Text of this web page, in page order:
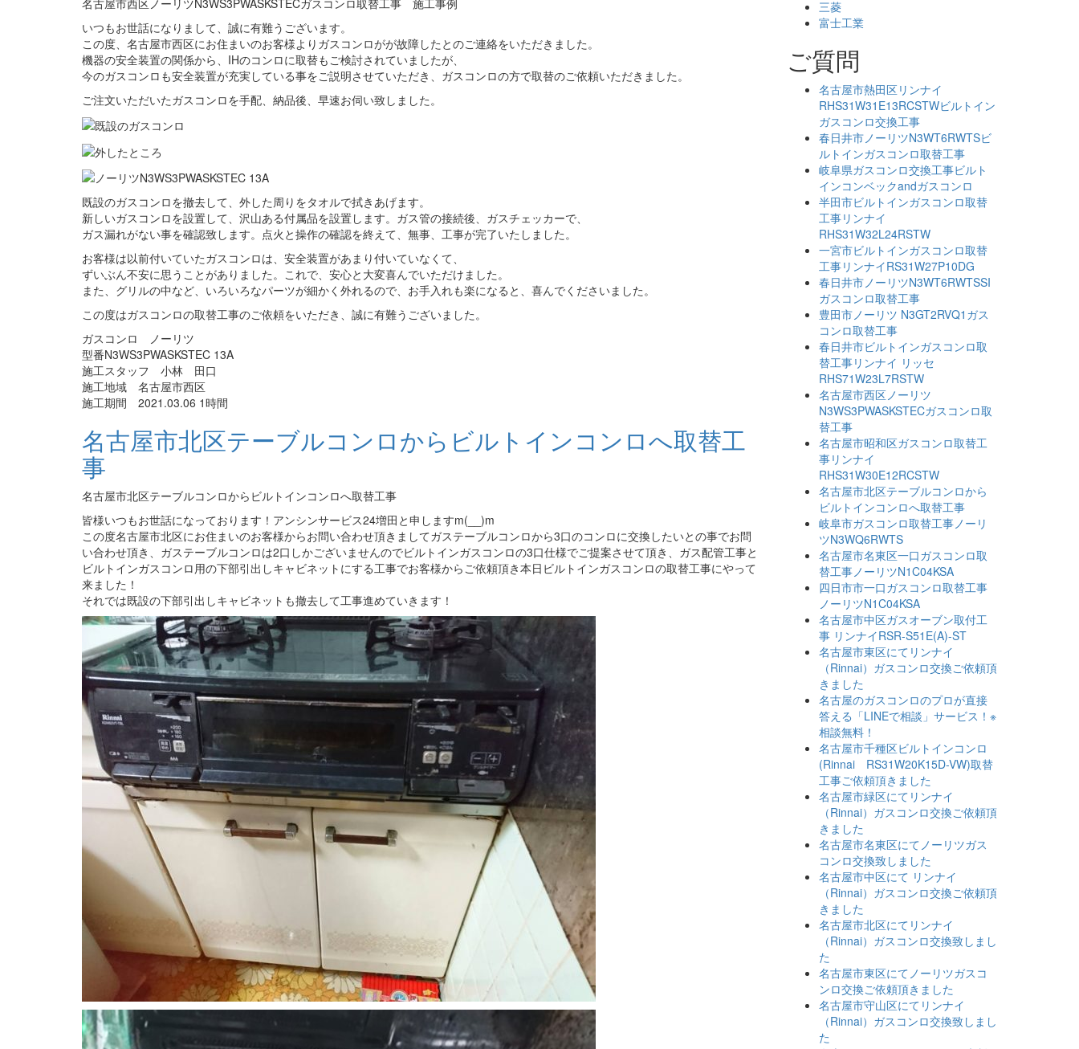
いつもお世話になりまして、誠に有難うございます。
この度、名古屋市西区にお住まいのお客様よりガスコンロがが故障したとのご連絡をいただきました。
機器の安全装置の関係から、IHのコンロに取替もご検討されていましたが、
今のガスコンロも安全装置が充実している事をご説明させていただき、ガスコンロの方で取替のご依頼いただきました。
ご注文いただいたガスコンロを手配、納品後、早速お伺い致しました。
既設のガスコンロを撤去して、外した周りをタオルで拭きあげます。
新しいガスコンロを設置して、沢山ある付属品を設置します。ガス管の接続後、ガスチェッカーで、
ガス漏れがない事を確認致します。点火と操作の確認を終えて、無事、工事が完了いたしました。
お客様は以前付いていたガスコンロは、安全装置があまり付いていなくて、
ずいぶん不安に思うことがありました。これで、安心と大変喜んでいただけました。
また、グリルの中など、いろいろなパーツが細かく外れるので、お手入れも楽になると、喜んでくださいました。
この度はガスコンロの取替工事のご依頼をいただき、誠に有難うございました。
ガスコンロ ノーリツ
型番N3WS3PWASKSTEC 13A
施工スタッフ 小林 田口
施工地域 名古屋市西区
施工期間 2021.03.06 1時間
名古屋市北区テーブルコンロからビルトインコンロへ取替工
事
名古屋市北区テーブルコンロからビルトインコンロへ取替工事
皆様いつもお世話になっております！アンシンサービス24増田と申しますm(__)m
この度名古屋市北区にお住まいのお客様からお問い合わせ頂きましてガステーブルコンロから3口のコンロに交換したいとの事でお問
い合わせ頂き、ガステーブルコンロは2口しかございませんのでビルトインガスコンロの3口仕様でご提案させて頂き、ガス配管工事と
ビルトインガスコンロ用の下部引出しキャビネットにする工事でお客様からご依頼頂き本日ビルトインガスコンロの取替工事にやって
来ました！
それでは既設の下部引出しキャビネットも撤去して工事進めていきます！
三菱
富士工業
ご質問
名古屋市熱田区リンナイ
RHS31W31E13RCSTWビルトイン
ガスコンロ交換工事
春日井市ノーリツN3WT6RWTSビ
ルトインガスコンロ取替工事
岐阜県ガスコンロ交換工事ビルト
インコンベックandガスコンロ
半田市ビルトインガスコンロ取替
工事リンナイ
RHS31W32L24RSTW
一宮市ビルトインガスコンロ取替
工事リンナイRS31W27P10DG
春日井市ノーリツN3WT6RWTSSI
ガスコンロ取替工事
豊田市ノーリツ N3GT2RVQ1ガス
コンロ取替工事
春日井市ビルトインガスコンロ取
替工事リンナイ リッセ
RHS71W23L7RSTW
名古屋市西区ノーリツ
N3WS3PWASKSTECガスコンロ取
替工事
名古屋市昭和区ガスコンロ取替工
事リンナイ
RHS31W30E12RCSTW
名古屋市北区テーブルコンロから
ビルトインコンロへ取替工事
岐阜市ガスコンロ取替工事ノーリ
ツN3WQ6RWTS
名古屋市名東区一口ガスコンロ取
替工事ノーリツN1C04KSA
四日市市一口ガスコンロ取替工事
ノーリツN1C04KSA
名古屋市中区ガスオーブン取付工
事 リンナイRSR-S51E(A)-ST
名古屋市東区にてリンナイ
（Rinnai）ガスコンロ交換ご依頼頂
きました
名古屋のガスコンロのプロが直接
答える「LINEで相談」サービス！※
相談無料！
名古屋市千種区ビルトインコンロ
(Rinnai RS31W20K15D-VW)取替
工事ご依頼頂きました
名古屋市緑区にてリンナイ
（Rinnai）ガスコンロ交換ご依頼頂
きました
名古屋市名東区にてノーリツガス
コンロ交換致しました
名古屋市中区にて リンナイ
（Rinnai）ガスコンロ交換ご依頼頂
きました
名古屋市北区にてリンナイ
（Rinnai）ガスコンロ交換致しまし
た
名古屋市東区にてノーリツガスコ
ンロ交換ご依頼頂きました
名古屋市守山区にてリンナイ
（Rinnai）ガスコンロ交換致しまし
た